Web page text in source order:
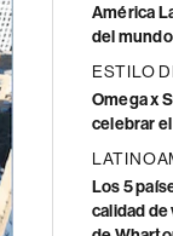
América
del mundo
ESTILO
Omega x
celebrar
Los 5
calidad